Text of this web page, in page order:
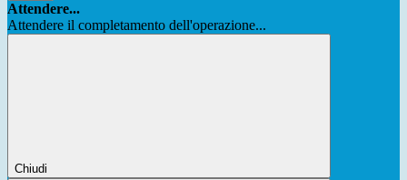
Attendere...
Attendere il completamento dell'operazione...
Chiudi